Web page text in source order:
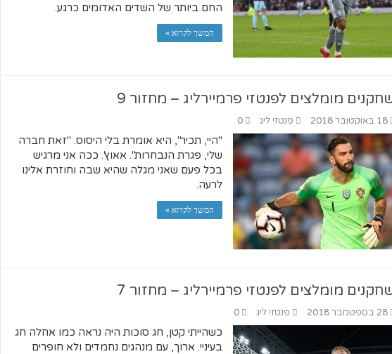
החם ביותר של השדים האדומים כרגע.
המשך לקרוא »
מומלצים לפנטזי פרמיירליג – מחזור 9
18 באוקטובר 2018 פנטזי ליג 0
"היי, תכיר", היא אומרת בלי היסוס. "זאת חברה
שלי, פגרת הנבחרות". אאוץ'. ככה אני מרגיש
בכל פעם שאני מגלה שהיא שבה וחוזרת אלינו
לרעה.
המשך לקרוא »
מומלצים לפנטזי פרמיירליג – מחזור 7
28 בספטמבר 2018 פנטזי ליג 0
כשהייתי קטן, חג סוכות היה נראה כמו אחלה חג
בעיניי. ארוך, עם מנהגים נחמדים ולא חופרים